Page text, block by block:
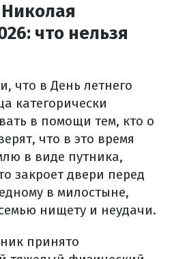
что нельзя
что в День летнего
категорически
в помощи тем, кто о
что в это время
в виде путника,
закроет двери перед
в милостыне,
нищету и неудачи.
принято